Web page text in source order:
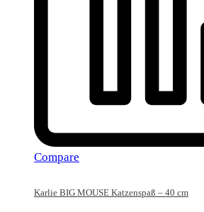
Compare
Karlie BIG MOUSE Katzenspaß – 40 cm